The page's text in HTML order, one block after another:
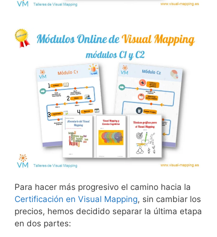
Para hacer más progresivo el camino hacia la
Certificación en Visual Mapping, sin cambiar los
precios, hemos decidido separar la última etapa
en dos partes: